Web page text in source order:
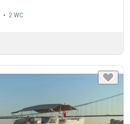
2 WC